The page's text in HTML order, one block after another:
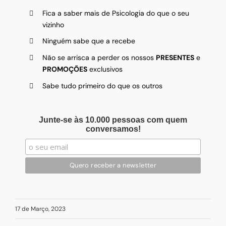
Fica a saber mais de Psicologia do que o seu
vizinho
Ninguém sabe que a recebe
Não se arrisca a perder os nossos PRESENTESe
PROMOÇÕESexclusivos
Sabe tudo primeiro do que os outros
Junte-se às 10.000 pessoas com quem
conversamos!
17 de Março, 2023